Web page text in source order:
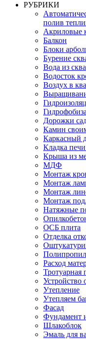
РУБРИКИ
полив
Акриловые
Балкон
Блоки
Бурение
Вода из
Водосток
Воздух в
Дорожки
Камин
Каркасный
Кладка
Крыша из
МДФ
Монтаж
Монтаж
Монтаж
Монтаж
Натяжные
ОСБ плита
Отделка
Расход
Тротуарная
Устройство
Утепление
Утепляем
Фасад
Фундамент
Шлакоблок
Эмаль для